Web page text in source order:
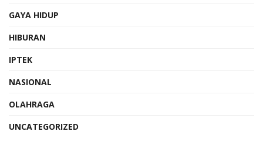
GAYA HIDUP
HIBURAN
IPTEK
NASIONAL
OLAHRAGA
UNCATEGORIZED